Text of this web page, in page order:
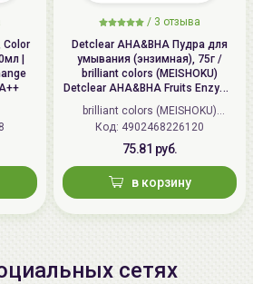
Color
|
/ 3 отзыва
Detclear AHA&BHA Пудра для
умывания (энзимная), 75г /
brilliant colors (MEISHOKU)
Detclear AHA&BHA Fruits Enzyme
Powder Wash
brilliant colors (MEISHOKU)
(Япония)
Код: 4902468226120
75.81 руб.
в корзину
сетях